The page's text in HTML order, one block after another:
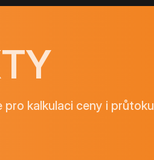
kalkulaci ceny i průtoku